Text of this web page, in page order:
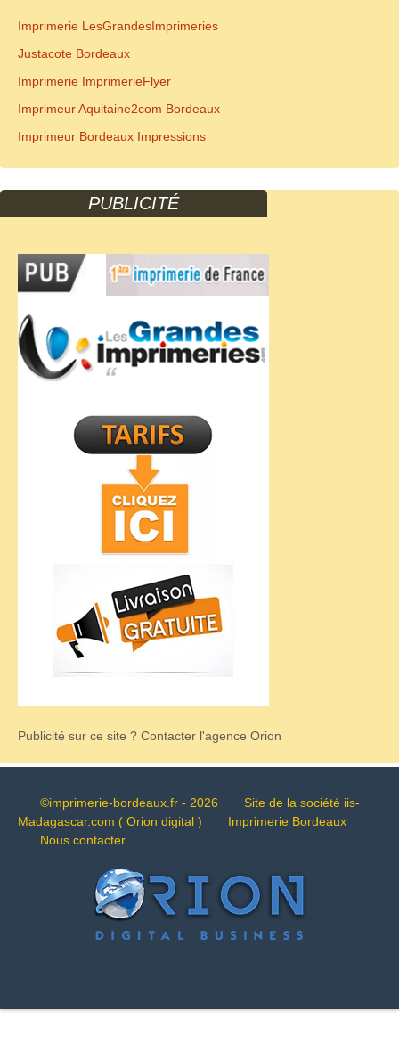
Imprimerie LesGrandesImprimeries
Justacote Bordeaux
Imprimerie ImprimerieFlyer
Imprimeur Aquitaine2com Bordeaux
Imprimeur Bordeaux Impressions
PUBLICITÉ
Publicité sur ce site ? Contacter l'agence Orion
©imprimerie-bordeaux.fr - 2026
Site de la société iis-
Madagascar.com ( Orion digital )
Imprimerie Bordeaux
Nous contacter